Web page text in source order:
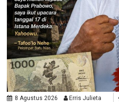
8 Agustus 2026 Erris Julieta